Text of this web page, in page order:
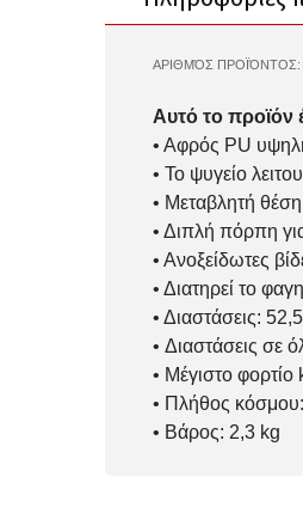
ΑΡΙΘΜΌΣ ΠΡΟΪΌΝΤΟΣ:
Αυτό το προϊόν
• Αφρός PU
• Το ψυγείο
• Μεταβλητή
• Διπλή πόρπη
• Ανοξείδωτες
• Διατηρεί το
• Διαστάσεις:
• Διαστάσεις σε
• Μέγιστο φορτίο
• Πλήθος
• Βάρος: 2,3 kg